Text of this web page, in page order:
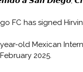
FC has signed
old Mexican
2025.